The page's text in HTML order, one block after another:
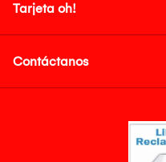
Tarjeta oh!
Contáctanos